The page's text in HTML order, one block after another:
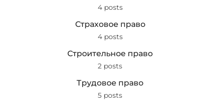
4 posts
Страховое право
4 posts
Строительное право
2 posts
Трудовое право
5 posts